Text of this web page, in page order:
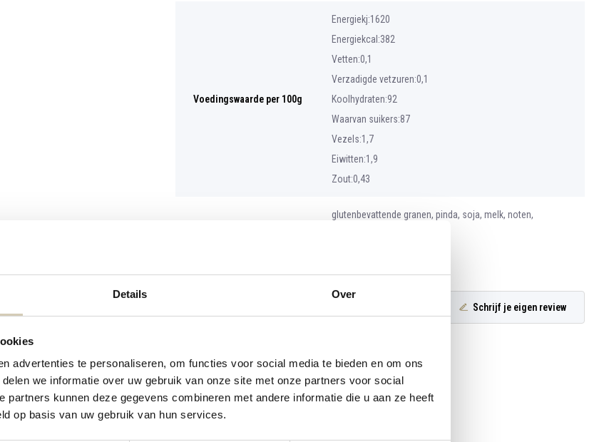
Details Over
advertenties te personaliseren, om functies voor social media te bieden en om ons
we informatie over uw gebruik van onze site met onze partners voor social
partners kunnen deze gegevens combineren met andere informatie die u aan ze heeft
op basis van uw gebruik van hun services.
Voedingswaarde per 100g
Energiekj:1620
Energiekcal:382
Vetten:0,1
Verzadigde vetzuren:0,1
Koolhydraten:92
Waarvan suikers:87
Vezels:1,7
Eiwitten:1,9
Zout:0,43
glutenbevattende granen, pinda, soja, melk, noten,
Schrijf je eigen review